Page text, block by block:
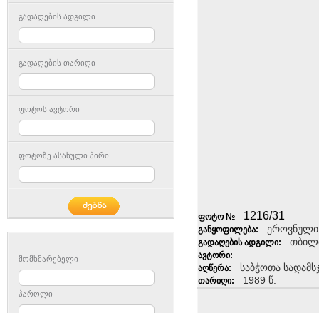
გადაღების ადგილი
გადაღების თარიღი
ფოტოს ავტორი
ფოტოზე ასახული პირი
მომხმარებელი
პაროლი
ფოტო № 1216/31
განყოფილება:
გადაღების ადგილი:
ავტორი:
აღწერა:
საბჭოთა
თარიღი: 1989 წ.